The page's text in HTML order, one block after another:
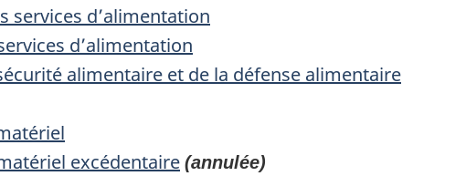
services d’alimentation
d’alimentation
alimentaire et de la défense alimentaire
excédentaire (annulée)